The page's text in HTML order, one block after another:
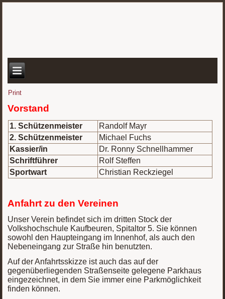
Print
Vorstand
1. Schützenmeister
Randolf Mayr
2. Schützenmeister
Michael Fuchs
Kassier/in
Dr. Ronny Schnellhammer
Schriftführer
Rolf Steffen
Sportwart
Christian Reckziegel
Anfahrt zu den Vereinen
Unser Verein befindet sich im dritten Stock der
Volkshochschule Kaufbeuren, Spitaltor 5. Sie können
sowohl den Haupteingang im Innenhof, als auch den
Nebeneingang zur Straße hin benutzten.
Auf der Anfahrtsskizze ist auch das auf der
gegenüberliegenden Straßenseite gelegene Parkhaus
eingezeichnet, in dem Sie immer eine Parkmöglichkeit
finden können.